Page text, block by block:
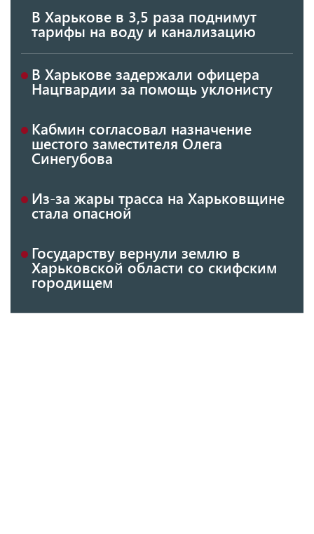
В Харькове в 3,5 раза поднимут
тарифы на воду и канализацию
В Харькове задержали офицера
Нацгвардии за помощь уклонисту
Кабмин согласовал назначение
шестого заместителя Олега
Синегубова
Из-за жары трасса на Харьковщине
стала опасной
Государству вернули землю в
Харьковской области со скифским
городищем